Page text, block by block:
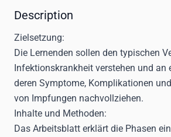
Description
Zielsetzung:
Die Lernenden sollen den typischen
Infektionskrankheit verstehen und an
deren Symptome, Komplikationen
von Impfungen nachvollziehen.
Inhalte und Methoden:
Das Arbeitsblatt erklärt die Phasen